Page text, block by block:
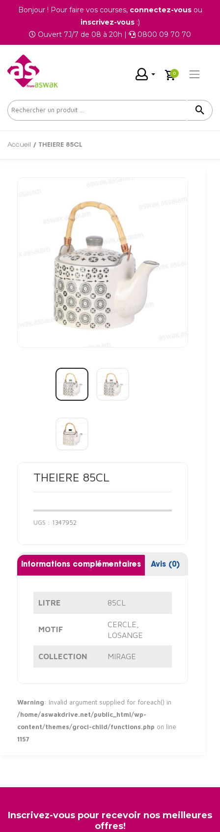
Bonjour ! Pour faire vos courses, connectez-vousou
inscrivez-vous:)
Ouvert 7J/7 de 08 à 20h |
0800 09 70 70
0
Accueil / THEIERE 85CL
THEIERE 85CL
UGS : 1347952
Informations complémentaires Avis (0)
LITRE 85CL
MOTIF
CERCLE
LOSANGE
COLLECTION MIRAGE
Warning: Invalid argument supplied for foreach() in
/home/aswakdrive.net/public_html/wp-
content/themes/groci-child/functions.php on line
1157
Inscrivez-vous pour recevoir nos meilleures
offres!